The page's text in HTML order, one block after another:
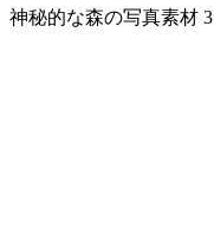
神秘的な森の写真素材 3